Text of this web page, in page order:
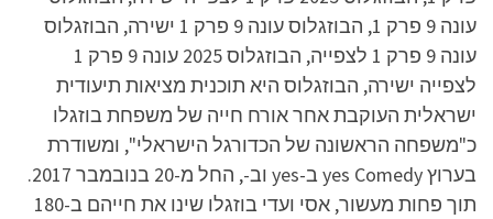
עונה 9 פרק 1, הבוזגלוס עונה 9 פרק 1 ישירה, הבוזגלוס
עונה 9 פרק 1 לצפייה, הבוזגלוס 2025 עונה 9 פרק 1
לצפייה ישירה, הבוזגלוס היא תוכנית מציאות תיעודית
ישראלית העוקבת אחר אורח חייה של משפחת בוזגלו
כ"משפחה הראשונה של הכדורגל הישראלי", ומשודרת
בערוץ yes Comedy ב-yes וב-, החל מ-20 בנובמבר 2017.
תוך פחות מעשור, אסי ועדי בוזגלו שינו את חייהם ב-180